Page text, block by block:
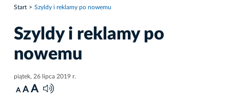
Start Szyldy i reklamy po nowemu
Szyldy i reklamy po
nowemu
piątek, 26 lipca 2019 r.
A A A